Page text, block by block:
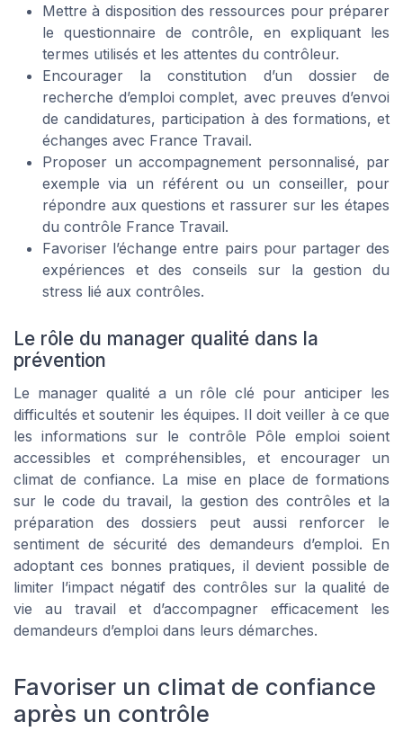
Mettre à disposition des ressources pour préparer
le questionnaire de contrôle, en expliquant les
termes utilisés et les attentes du contrôleur.
Encourager la constitution d’un dossier de
recherche d’emploi complet, avec preuves d’envoi
de candidatures, participation à des formations, et
échanges avec France Travail.
Proposer un accompagnement personnalisé, par
exemple via un référent ou un conseiller, pour
répondre aux questions et rassurer sur les étapes
du contrôle France Travail.
Favoriser l’échange entre pairs pour partager des
expériences et des conseils sur la gestion du
stress lié aux contrôles.
Le rôle du manager qualité dans la
prévention
Le manager qualité a un rôle clé pour anticiper les
difficultés et soutenir les équipes. Il doit veiller à ce que
les informations sur le contrôle Pôle emploi soient
accessibles et compréhensibles, et encourager un
climat de confiance. La mise en place de formations
sur le code du travail, la gestion des contrôles et la
préparation des dossiers peut aussi renforcer le
sentiment de sécurité des demandeurs d’emploi. En
adoptant ces bonnes pratiques, il devient possible de
limiter l’impact négatif des contrôles sur la qualité de
vie au travail et d’accompagner efficacement les
demandeurs d’emploi dans leurs démarches.
Favoriser un climat de confiance
après un contrôle